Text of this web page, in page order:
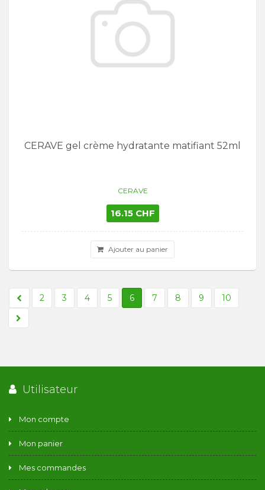
CERAVE gel crème hydratante matifiant 52ml
CERAVE
16.15 CHF
Ajouter au panier
2 3 4 5 6 7 8 9 10
Utilisateur
Mon compte
Mon panier
Mes commandes